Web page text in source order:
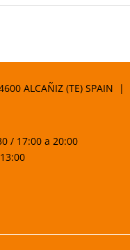
ALCAÑIZ (TE) SPAIN |
/ 17:00 a 20:00